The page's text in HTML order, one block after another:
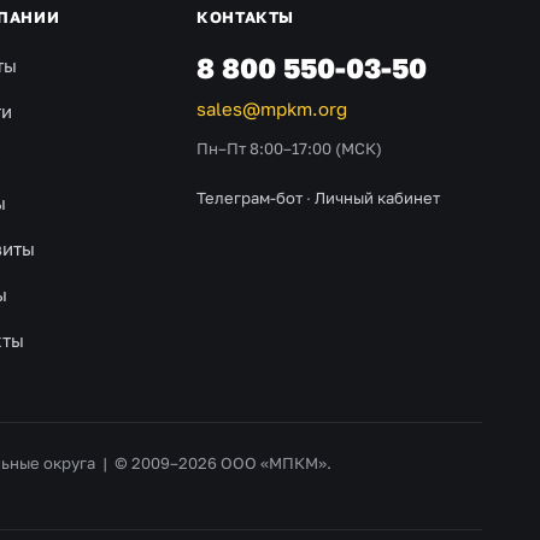
КОНТАКТЫ
8 800 550-03-50
sales@mpkm.org
Пн–Пт 8:00–17:00 (МСК)
Телеграм-бот · Личный кабинет
округа | © 2009–2026 ООО «МПКМ».